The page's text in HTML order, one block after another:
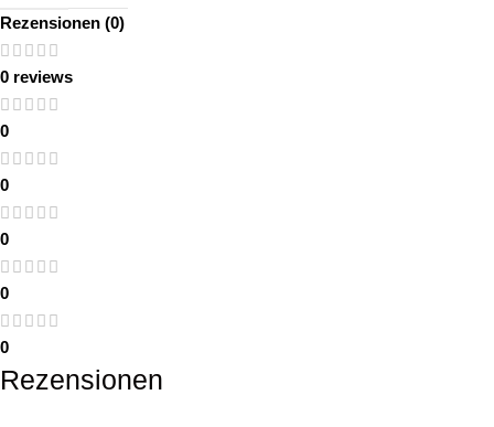
Rezensionen (0)
0 reviews
0
0
0
0
0
Rezensionen